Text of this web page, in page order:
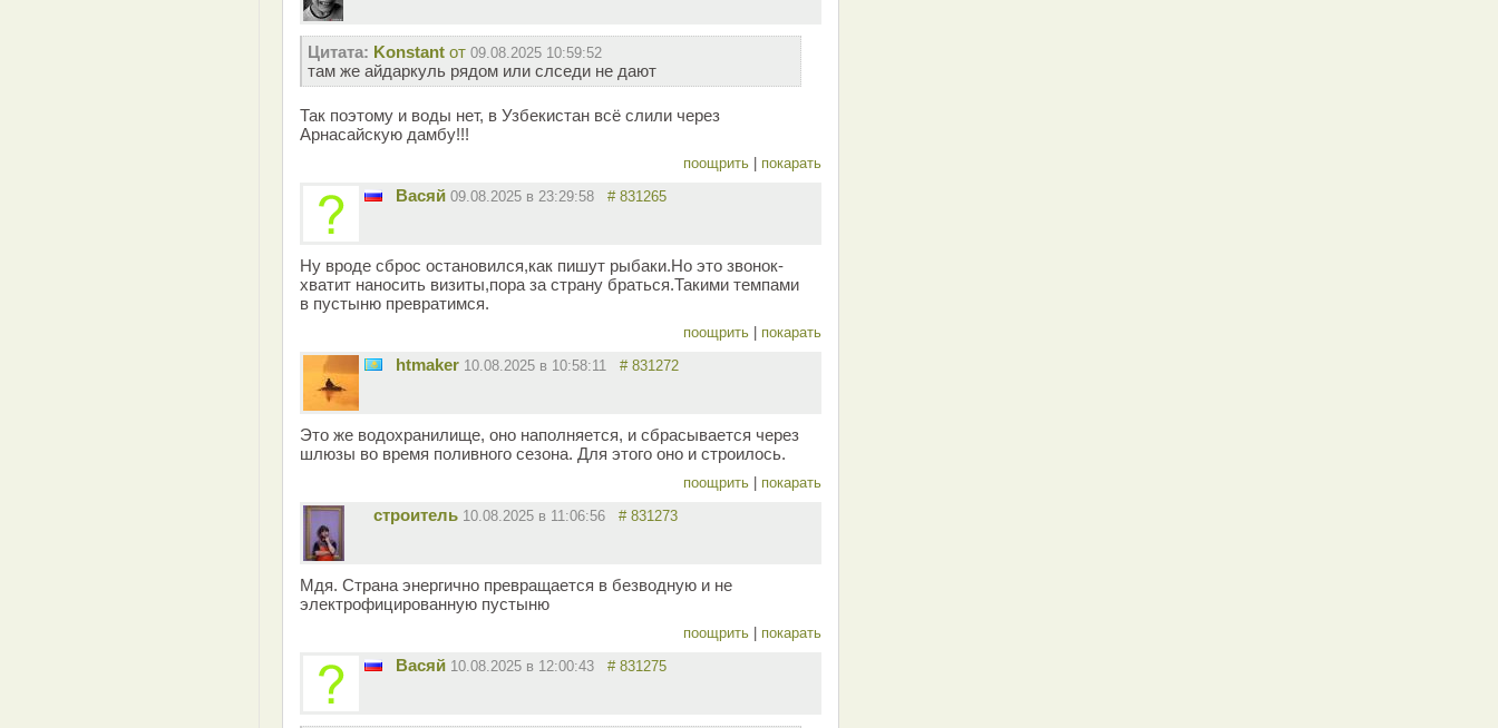
Цитата: Konstant от 09.08.2025 10:59:52
там же айдаркуль рядом или слседи не дают
Так поэтому и воды нет, в Узбекистан всё слили через
Арнасайскую дамбу!!!
поощрить | покарать
Васяй 09.08.2025 в 23:29:58 # 831265
Ну вроде сброс остановился,как пишут рыбаки.Но это звонок-
хватит наносить визиты,пора за страну браться.Такими темпами
в пустыню превратимся.
поощрить | покарать
htmaker 10.08.2025 в 10:58:11 # 831272
Это же водохранилище, оно наполняется, и сбрасывается через
шлюзы во время поливного сезона. Для этого оно и строилось.
поощрить | покарать
строитель 10.08.2025 в 11:06:56 # 831273
Мдя. Страна энергично превращается в безводную и не
электрофицированную пустыню
поощрить | покарать
Васяй 10.08.2025 в 12:00:43 # 831275